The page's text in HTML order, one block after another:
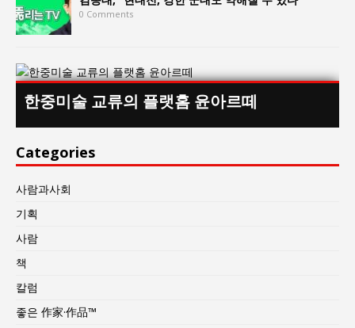
0 Comments
한중미술 교류의 플랫홈 윤아르떼
Categories
사람과사회
기획
사람
책
칼럼
좋은 作家·作品™